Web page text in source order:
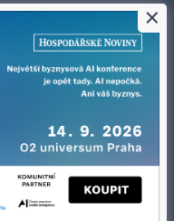
svolení vydavatele je
rozmnožování a šíření
též rozmnožování
nebo dat
×